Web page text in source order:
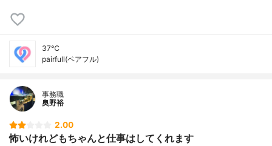
37℃
pairfull(ペアフル)
事務職
奥野裕
2.00
怖いけれどもちゃんと仕事はしてくれます